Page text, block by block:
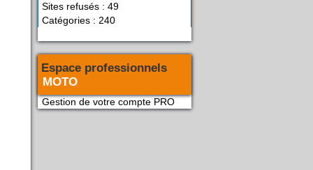
Sites refusés : 49
Catégories : 240
Espace professionnels
MOTO
Gestion de votre compte PRO